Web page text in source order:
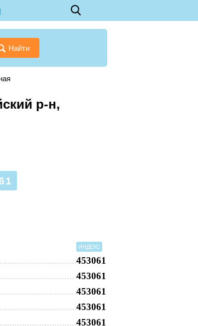
Найти
р-н,
ИНДЕКС
453061
453061
453061
453061
453061